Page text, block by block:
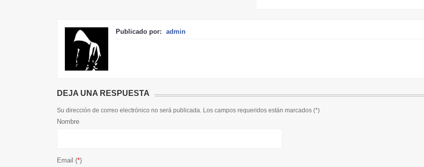
Publicado por: admin
DEJA UNA RESPUESTA
Su dirección de correo electrónico no será publicada. Los campos requeridos están marcados (*)
Nombre
Email (*)